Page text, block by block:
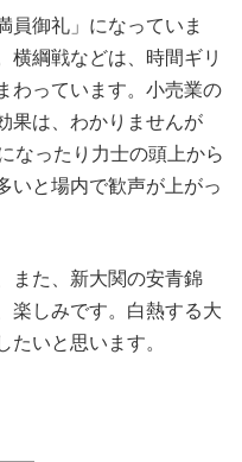
御礼」になっていま
横綱戦などは、時間ギリ
わっています。小売業の
果は、わかりませんが
なったり力士の頭上から
いと場内で歓声が上がっ
また、新大関の安青錦
楽しみです。白熱する大
いと思います。